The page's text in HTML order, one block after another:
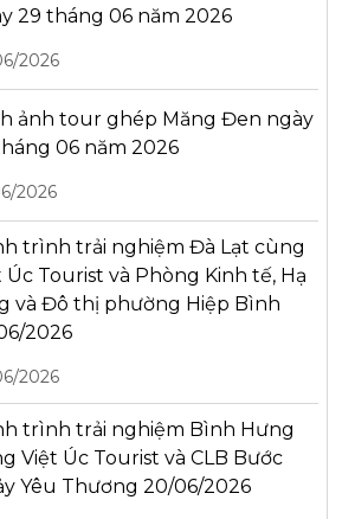
29 tháng 06 năm 2026
2026
ảnh tour ghép Măng Đen ngày
06 năm 2026
2026
trình trải nghiệm Đà Lạt cùng
Úc Tourist và Phòng Kinh tế, Hạ
và Đô thị phường Hiệp Bình
2026
2026
trình trải nghiệm Bình Hưng
Việt Úc Tourist và CLB Bước
Yêu Thương 20/06/2026